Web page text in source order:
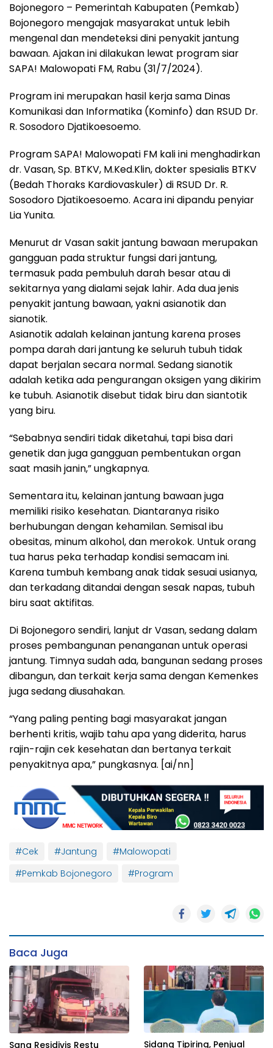
Bojonegoro – Pemerintah Kabupaten (Pemkab)
Bojonegoro mengajak masyarakat untuk lebih
mengenal dan mendeteksi dini penyakit jantung
bawaan. Ajakan ini dilakukan lewat program siar
SAPA! Malowopati FM, Rabu (31/7/2024).
Program ini merupakan hasil kerja sama Dinas
Komunikasi dan Informatika (Kominfo) dan RSUD Dr.
R. Sosodoro Djatikoesoemo.
Program SAPA! Malowopati FM kali ini menghadirkan
dr. Vasan, Sp. BTKV, M.Ked.Klin, dokter spesialis BTKV
(Bedah Thoraks Kardiovaskuler) di RSUD Dr. R.
Sosodoro Djatikoesoemo. Acara ini dipandu penyiar
Lia Yunita.
Menurut dr Vasan sakit jantung bawaan merupakan
gangguan pada struktur fungsi dari jantung,
termasuk pada pembuluh darah besar atau di
sekitarnya yang dialami sejak lahir. Ada dua jenis
penyakit jantung bawaan, yakni asianotik dan
sianotik.
Asianotik adalah kelainan jantung karena proses
pompa darah dari jantung ke seluruh tubuh tidak
dapat berjalan secara normal. Sedang sianotik
adalah ketika ada pengurangan oksigen yang dikirim
ke tubuh. Asianotik disebut tidak biru dan siantotik
yang biru.
“Sebabnya sendiri tidak diketahui, tapi bisa dari
genetik dan juga gangguan pembentukan organ
saat masih janin,” ungkapnya.
Sementara itu, kelainan jantung bawaan juga
memiliki risiko kesehatan. Diantaranya risiko
berhubungan dengan kehamilan. Semisal ibu
obesitas, minum alkohol, dan merokok. Untuk orang
tua harus peka terhadap kondisi semacam ini.
Karena tumbuh kembang anak tidak sesuai usianya,
dan terkadang ditandai dengan sesak napas, tubuh
biru saat aktifitas.
Di Bojonegoro sendiri, lanjut dr Vasan, sedang dalam
proses pembangunan penanganan untuk operasi
jantung. Timnya sudah ada, bangunan sedang proses
dibangun, dan terkait kerja sama dengan Kemenkes
juga sedang diusahakan.
“Yang paling penting bagi masyarakat jangan
berhenti kritis, wajib tahu apa yang diderita, harus
rajin-rajin cek kesehatan dan bertanya terkait
penyakitnya apa,” pungkasnya. [ai/nn]
#Cek #Jantung
#Malowopati
#Pemkab Bojonegoro
#Program
Baca Juga
Sang Residivis Restu Sidang Tipiring, Penjual